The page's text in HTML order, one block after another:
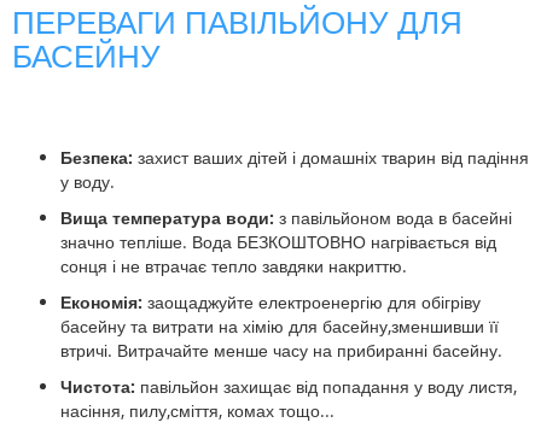
ПЕРЕВАГИ ПАВІЛЬЙОНУ ДЛЯ
БАСЕЙНУ
Безпека: захист ваших дітей і домашніх тварин від падіння
у воду.
Вища температура води: з павільйоном вода в басейні
значно тепліше. Вода БЕЗКОШТОВНО нагрівається від
сонця і не втрачає тепло завдяки накриттю.
Економія: заощаджуйте електроенергію для обігріву
басейну та витрати на хімію для басейну,зменшивши її
втричі. Витрачайте менше часу на прибиранні басейну.
Чистота: павільйон захищає від попадання у воду листя,
насіння, пилу,сміття, комах тощо...